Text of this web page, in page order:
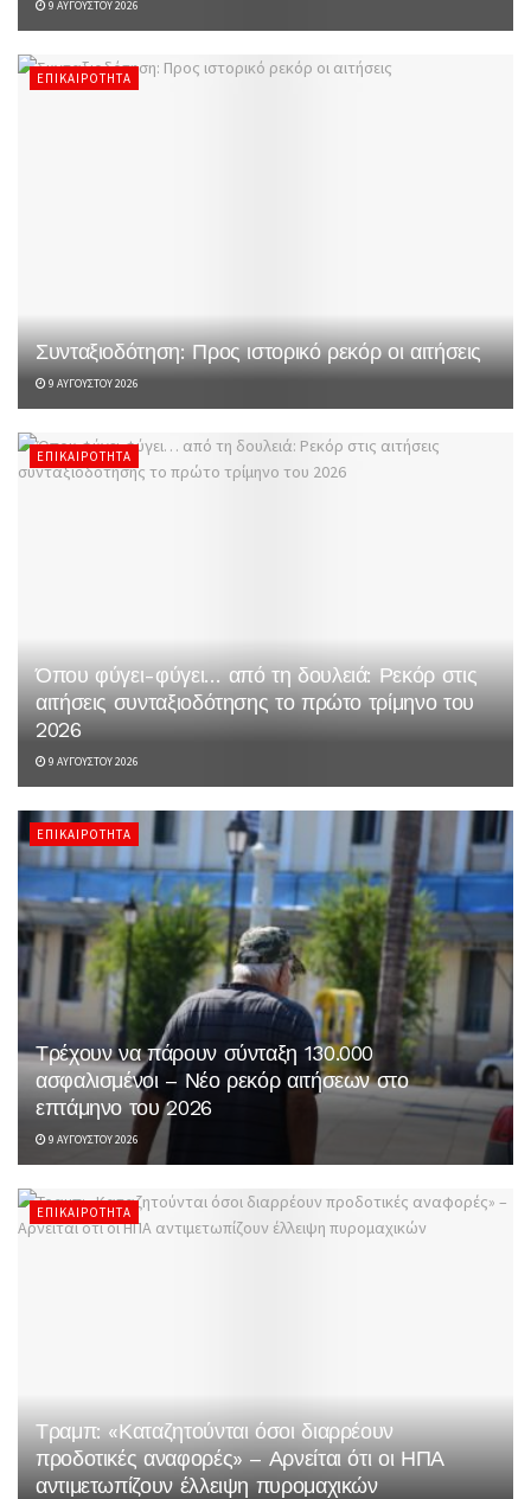
9 ΑΥΓΟΎΣΤΟΥ 2026
ΕΠΙΚΑΙΡΌΤΗΤΑ
Συνταξιοδότηση: Προς ιστορικό ρεκόρ οι αιτήσεις
9 ΑΥΓΟΎΣΤΟΥ 2026
ΕΠΙΚΑΙΡΌΤΗΤΑ
Όπου φύγει-φύγει… από τη δουλειά: Ρεκόρ στις
αιτήσεις συνταξιοδότησης το πρώτο τρίμηνο του
2026
9 ΑΥΓΟΎΣΤΟΥ 2026
ΕΠΙΚΑΙΡΌΤΗΤΑ
Τρέχουν να πάρουν σύνταξη 130.000
ασφαλισμένοι – Νέο ρεκόρ αιτήσεων στο
επτάμηνο του 2026
9 ΑΥΓΟΎΣΤΟΥ 2026
ΕΠΙΚΑΙΡΌΤΗΤΑ
Τραμπ: «Καταζητούνται όσοι διαρρέουν
προδοτικές αναφορές» – Αρνείται ότι οι ΗΠΑ
αντιμετωπίζουν έλλειψη πυρομαχικών